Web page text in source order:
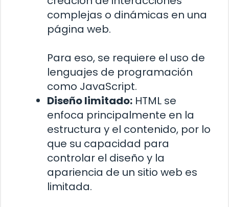
complejas o dinámicas en una
página web.
Para eso, se requiere el uso de
lenguajes de programación
como JavaScript.
Diseño limitado: HTML se
enfoca principalmente en la
estructura y el contenido, por lo
que su capacidad para
controlar el diseño y la
apariencia de un sitio web es
limitada.